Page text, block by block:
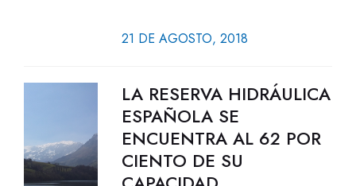
21 DE AGOSTO, 2018
LA RESERVA HIDRÁULICA
ESPAÑOLA SE
ENCUENTRA AL 62 POR
CIENTO DE SU